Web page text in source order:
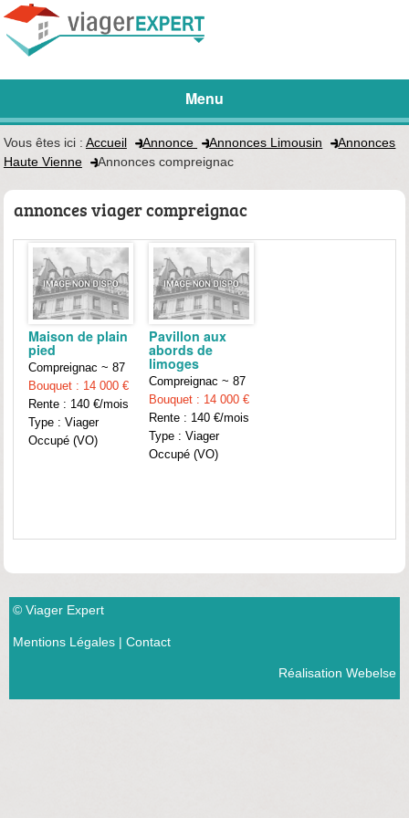
Menu
Vous êtes ici : Accueil Annonce Annonces Limousin
Annonces
Haute Vienne
Annonces compreignac
annonces viager compreignac
Maison de plain
pied
Compreignac ~ 87
Bouquet : 14 000 €
Rente : 140 €/mois
Type : Viager
Occupé (VO)
Pavillon aux
abords de
limoges
Compreignac ~ 87
Bouquet : 14 000 €
Rente : 140 €/mois
Type : Viager
Occupé (VO)
© Viager Expert
Mentions Légales| Contact
Réalisation Webelse